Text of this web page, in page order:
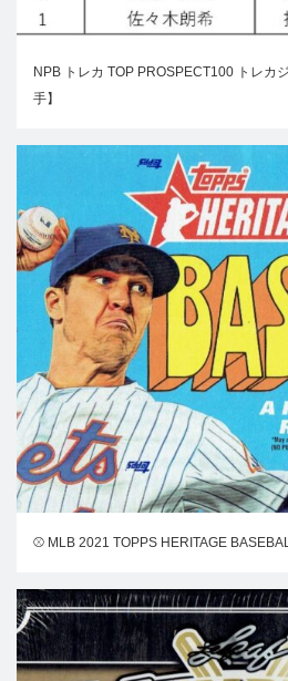
NPB トレカ TOP PROSPECT100 トレカ
手】
⚾ MLB 2021 TOPPS HERITAGE